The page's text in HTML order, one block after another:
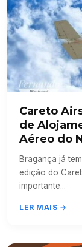
Careto
de
Aéreo do
Bragança já
edição do
importante...
LER MAIS →